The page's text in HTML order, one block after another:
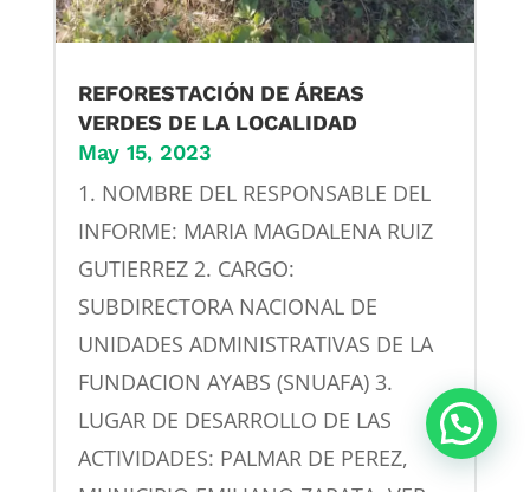
REFORESTACIÓN DE ÁREAS
VERDES DE LA LOCALIDAD
May 15, 2023
1. NOMBRE DEL RESPONSABLE DEL
INFORME: MARIA MAGDALENA RUIZ
GUTIERREZ 2. CARGO:
SUBDIRECTORA NACIONAL DE
UNIDADES ADMINISTRATIVAS DE LA
FUNDACION AYABS (SNUAFA) 3.
LUGAR DE DESARROLLO DE LAS
ACTIVIDADES: PALMAR DE PEREZ,
Mándanos un whatsapp